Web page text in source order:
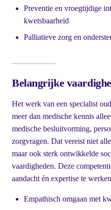
Preventie en vroegtijdige
kwetsbaarheid
Palliatieve zorg en
Belangrijke
Het werk van een specialist
meer dan medische kennis
medische besluitvorming,
zorgvragen. Dat vereist niet
maar ook sterk ontwikkelde
vaardigheden. Deze
aandacht én expertise te
Empathisch omgaan met